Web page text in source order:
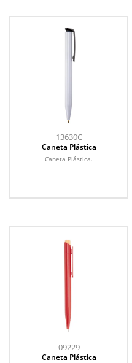
13630C
Caneta Plástica
Caneta Plástica.
09229
Caneta Plástica